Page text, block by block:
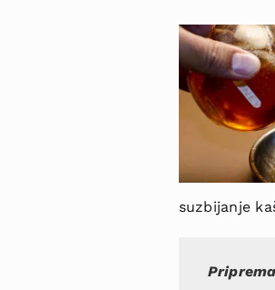
suzbijanje